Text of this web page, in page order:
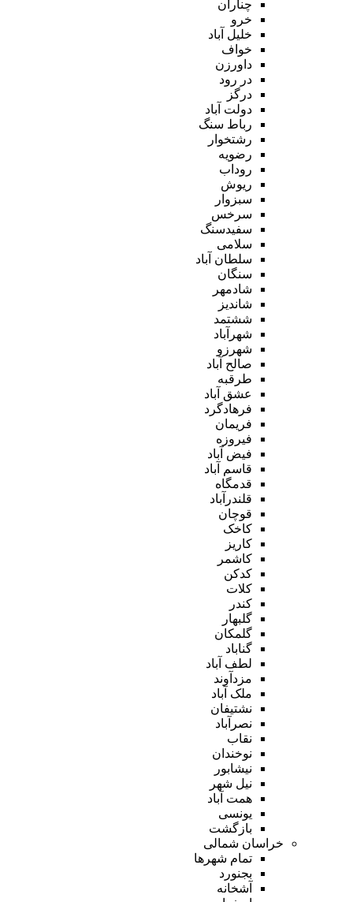
چناران
خرو
خلیل آباد
خواف
داورزن
در رود
درگز
دولت آباد
رباط سنگ
رشتخوار
رضویه
روداب
ریوش
سبزوار
سرخس
سفیدسنگ
سلامی
سلطان آباد
سنگان
شادمهر
شاندیز
ششتمد
شهرآباد
شهرزو
صالح آباد
طرقبه
عشق آباد
فرهادگرد
فریمان
فیروزه
فیض آباد
قاسم آباد
قدمگاه
قلندرآباد
قوچان
کاخک
کاریز
کاشمر
کدکن
کلات
کندر
گلبهار
گلمکان
گناباد
لطف آباد
مزدآوند
ملک آباد
نشتیفان
نصرآباد
نقاب
نوخندان
نیشابور
نیل شهر
همت آباد
یونسی
بازگشت
خراسان شمالی
تمام شهر‌ها
بجنورد
آشخانه